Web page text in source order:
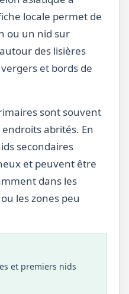
locale permet de
ou un nid sur
des lisières
et bords de
sont souvent
abrités. En
secondaires
et peuvent être
dans les
les zones peu
et premiers nids